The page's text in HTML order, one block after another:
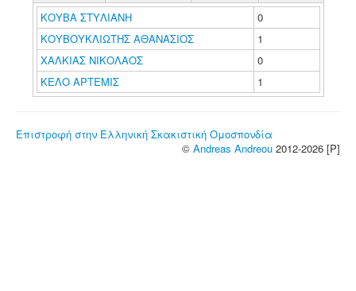
ΚΟΥΒΑ ΣΤΥΛΙΑΝΗ
0
ΚΟΥΒΟΥΚΛΙΩΤΗΣ ΑΘΑΝΑΣΙΟΣ
1
ΧΑΛΚΙΑΣ ΝΙΚΟΛΑΟΣ
0
ΚΕΛΟ ΑΡΤΕΜΙΣ
1
Επιστροφή στην Ελληνική Σκακιστική Ομοσπονδία
© Andreas Andreou 2012-2026 [P]